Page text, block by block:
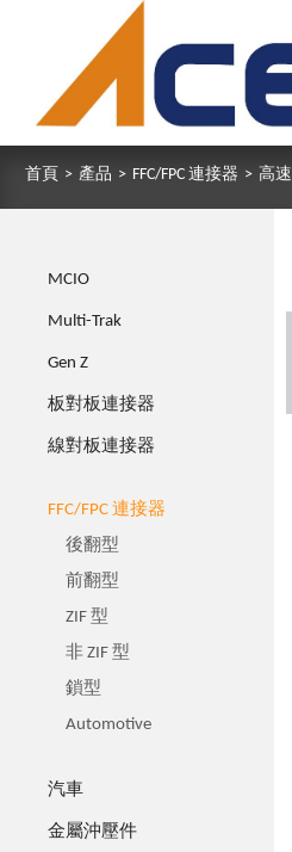
首頁 > 產品 > FFC/FPC 連接器 > 高
MCIO
Multi-Trak
Gen Z
板對板連接器
線對板連接器
FFC/FPC 連接器
後翻型
前翻型
ZIF 型
非 ZIF 型
鎖型
Automotive
汽車
金屬沖壓件